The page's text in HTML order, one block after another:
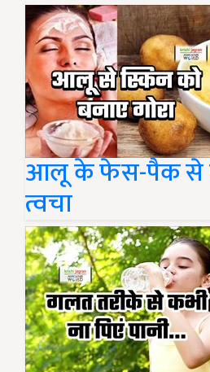
आलू के फेस-पैक से
त्वचा